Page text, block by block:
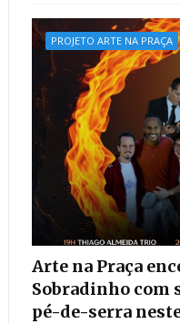
PROJETO ARTE NA PRAÇA
Arte na Praça
Sobradinho com
pé-de-serra